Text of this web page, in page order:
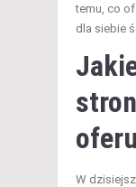
temu, co
dla siebie
W